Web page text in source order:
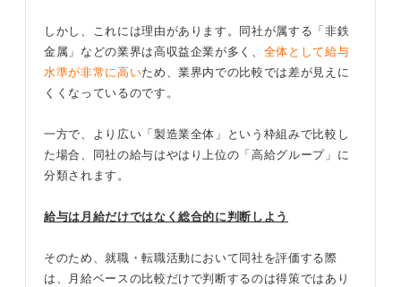
しかし、これには理由があります。同社が属する「非鉄
金属」などの業界は高収益企業が多く、 全体として給与
水準が非常に高いため、業界内での比較では差が見えに
くくなっているのです。
一方で、より広い「製造業全体」という枠組みで比較し
た場合、同社の給与はやはり上位の「高給グループ」に
分類されます。
給与は月給だけではなく総合的に判断しよう
そのため、就職・転職活動において同社を評価する際
は、月給ベースの比較だけで判断するのは得策ではあり